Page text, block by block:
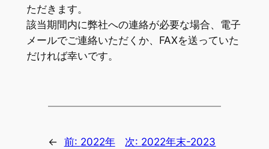
ただきます。
該当期間内に弊社への連絡が必要な場合、電子
メールでご連絡いただくか、FAXを送っていた
だければ幸いです。
← 前: 2022年
次: 2022年末-2023